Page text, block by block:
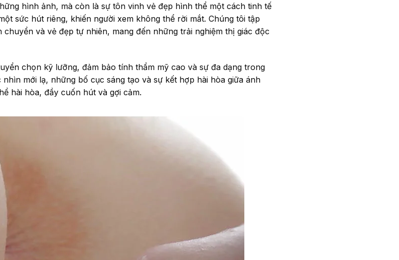
hình ảnh, mà còn là sự tôn vinh vẻ đẹp hình thể một cách tinh tế
sức hút riêng, khiến người xem không thể rời mắt. Chúng tôi tập
và vẻ đẹp tự nhiên, mang đến những trải nghiệm thị giác độc
chọn kỹ lưỡng, đảm bảo tính thẩm mỹ cao và sự đa dạng trong
mới lạ, những bố cục sáng tạo và sự kết hợp hài hòa giữa ánh
hài hòa, đầy cuốn hút và gợi cảm.